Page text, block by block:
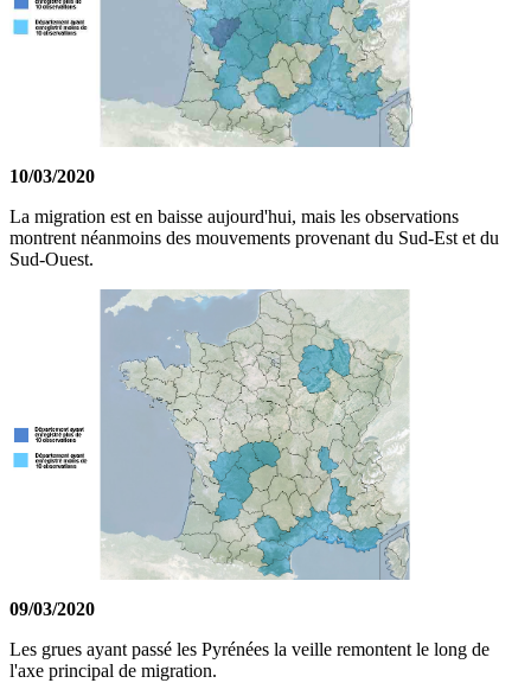
10/03/2020
La migration est en baisse aujourd'hui, mais les observations
montrent néanmoins des mouvements provenant du Sud-Est et du
Sud-Ouest.
09/03/2020
Les grues ayant passé les Pyrénées la veille remontent le long de
l'axe principal de migration.